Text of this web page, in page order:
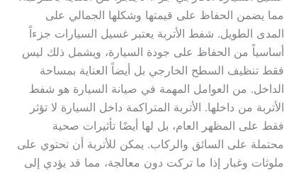
مما يضمن الحفاظ على قيمتها وشكلها الجمالي على
المدى الطويل. شفط الأتربة يعتبر غسيل السيارات جزءاً
أساسياً من الحفاظ على جودة السيارة، ويشمل ذلك ليس
فقط تنظيف السطح الخارجي بل أيضاً العناية بمساحة
الداخل. من العوامل المهمة في صيانة السيارة هو شفط
الأتربة من داخلها. الأتربة المتراكمة داخل السيارة لا تؤثر
فقط على المظهر العام، بل لها أيضًا تأثيرات صحية
محتملة على السائق والركاب. يمكن للأتربة أن تحتوي على
ملوثات وغبار إذا ما تركت دون معالجة، مما قد يؤدي إلى